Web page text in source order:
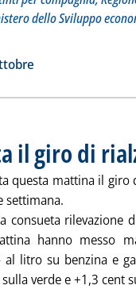
dello Sviluppo
il giro di
questa mattina il giro
settimana.
consueta rilevazione
hanno messo
al litro su benzina e
verde e +1,3 cent